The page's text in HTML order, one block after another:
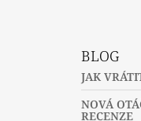
BLOG
JAK
NOVÁ
RECENZE